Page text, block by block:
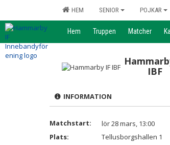
HEM SENIOR POJKAR
Hem Truppen Matcher
IBF
INFORMATION
Matchstart:
lör 28 mars, 13:00
Plats:
Tellusborgshallen 1